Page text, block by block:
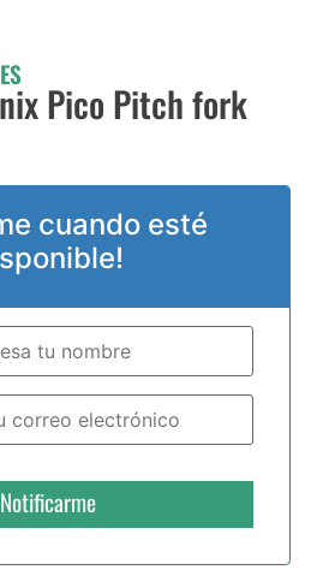
Pico Pitch fork
cuando esté
Notificarme